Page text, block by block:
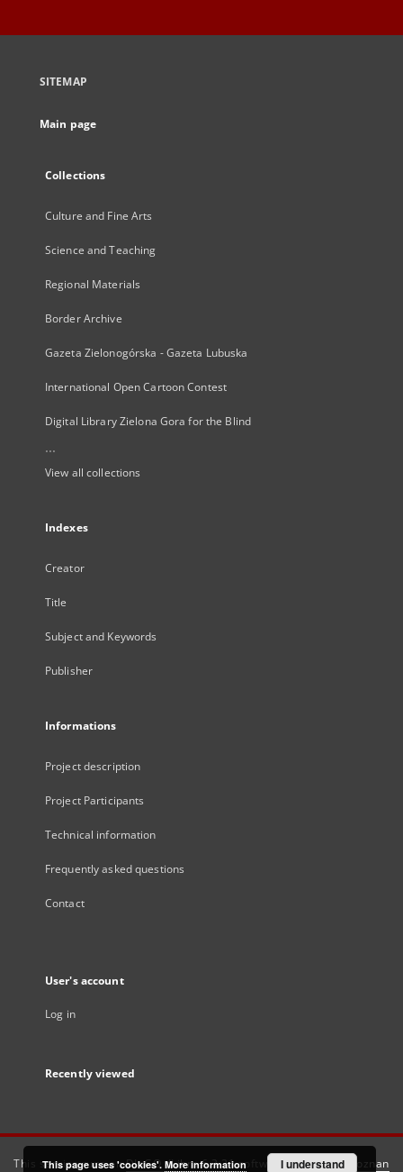
SITEMAP
Main page
Collections
Culture and Fine Arts
Science and Teaching
Regional Materials
Border Archive
Gazeta Zielonogórska - Gazeta Lubuska
International Open Cartoon Contest
Digital Library Zielona Gora for the Blind
...
View all collections
Indexes
Creator
Title
Subject and Keywords
Publisher
Informations
Project description
Project Participants
Technical information
Frequently asked questions
Contact
User's account
Log in
Recently viewed
This service runs onDInGO dLibra 6.3.21software created by Poznan
This page uses 'cookies'. More information I understand